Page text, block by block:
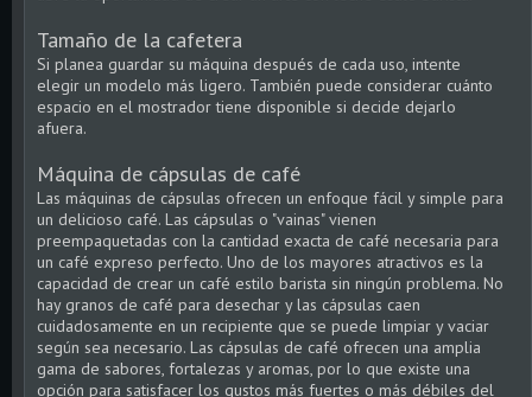
Tamaño de la cafetera
Si planea guardar su máquina después de cada uso, intente
elegir un modelo más ligero. También puede considerar cuánto
espacio en el mostrador tiene disponible si decide dejarlo
afuera.
Máquina de cápsulas de café
Las máquinas de cápsulas ofrecen un enfoque fácil y simple para
un delicioso café. Las cápsulas o "vainas" vienen
preempaquetadas con la cantidad exacta de café necesaria para
un café expreso perfecto. Uno de los mayores atractivos es la
capacidad de crear un café estilo barista sin ningún problema. No
hay granos de café para desechar y las cápsulas caen
cuidadosamente en un recipiente que se puede limpiar y vaciar
según sea necesario. Las cápsulas de café ofrecen una amplia
gama de sabores, fortalezas y aromas, por lo que existe una
opción para satisfacer los gustos más fuertes o más débiles del